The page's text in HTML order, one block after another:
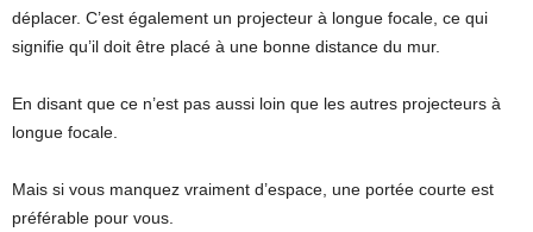
déplacer. C’est également un projecteur à longue focale, ce qui
signifie qu’il doit être placé à une bonne distance du mur.
En disant que ce n’est pas aussi loin que les autres projecteurs à
longue focale.
Mais si vous manquez vraiment d’espace, une portée courte est
préférable pour vous.